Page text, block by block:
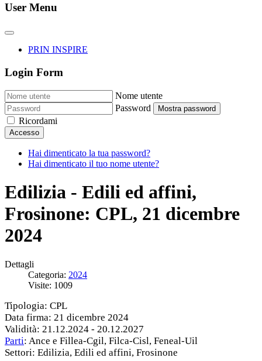
User Menu
PRIN INSPIRE
Login Form
Nome utente
Password
Mostra password
Ricordami
Accesso
Hai dimenticato la tua password?
Hai dimenticato il tuo nome utente?
Edilizia - Edili ed affini,
Frosinone: CPL, 21 dicembre
2024
Dettagli
Categoria: 2024
Visite: 1009
Tipologia: CPL
Data firma: 21 dicembre 2024
Validità: 21.12.2024 - 20.12.2027
Parti: Ance e Fillea-Cgil, Filca-Cisl, Feneal-Uil
Settori: Edilizia, Edili ed affini, Frosinone